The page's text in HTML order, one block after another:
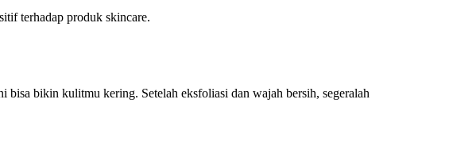
terhadap produk skincare.
bikin kulitmu kering. Setelah eksfoliasi dan wajah bersih, segeralah